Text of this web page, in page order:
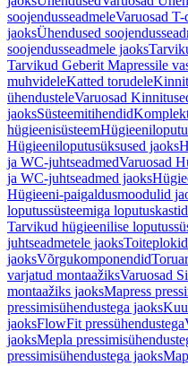
soojendusseadmeleVaruosad T-
jaoksÜhendused
soojendusseadmele jaoks
Tarvikud Geberit Mapressile
muhvideleKatted torudele
ühendusteleVaruosad
jaoksSüsteemitihendid
hügieenisüsteem
Hügieeniloputusüksused jaoks
ja WC-juhtseadmedVaruosad
ja WC-juhtseadmed jaoks
Hügieeni-paigaldusmoodulid
loputussüsteemiga
Tarvikud hügieenilise
juhtseadmetele jaoksToiteplokid
jaoksVõrgukomponendid
varjatud montaažiksVaruosad
montaažiks jaoksMapress
pressimisühendustega jaoks
jaoksFlowFit pressühendustega
jaoksMepla
pressimisühendustega jaoks